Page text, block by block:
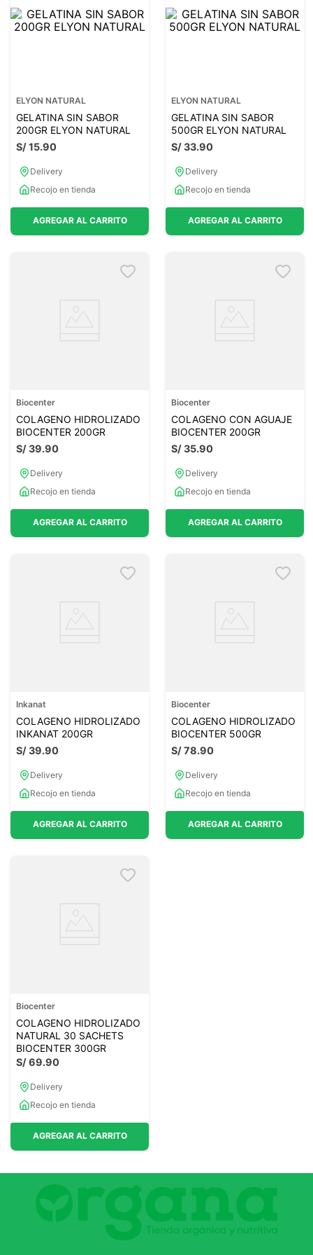
ELYON NATURAL
GELATINA SIN SABOR
200GR ELYON NATURAL
S/15.90
Delivery
Recojo en tienda
AGREGAR AL CARRITO
ELYON NATURAL
GELATINA SIN SABOR
500GR ELYON NATURAL
S/33.90
Delivery
Recojo en tienda
AGREGAR AL CARRITO
Biocenter
COLAGENO HIDROLIZADO
BIOCENTER 200GR
S/39.90
Delivery
Recojo en tienda
AGREGAR AL CARRITO
Biocenter
COLAGENO CON AGUAJE
BIOCENTER 200GR
S/35.90
Delivery
Recojo en tienda
AGREGAR AL CARRITO
Inkanat
COLAGENO HIDROLIZADO
INKANAT 200GR
S/39.90
Delivery
Recojo en tienda
AGREGAR AL CARRITO
Biocenter
COLAGENO HIDROLIZADO
BIOCENTER 500GR
S/78.90
Delivery
Recojo en tienda
AGREGAR AL CARRITO
Biocenter
COLAGENO HIDROLIZADO
NATURAL 30 SACHETS
BIOCENTER 300GR
S/69.90
Delivery
Recojo en tienda
AGREGAR AL CARRITO